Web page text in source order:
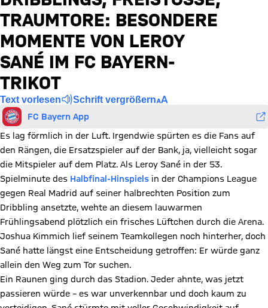
RAUMTORE: BESONDERE M
OMENTE VON LEROY S
ANÉ IM FC BAYERN-T
RIKOT
Text vorlesen Schrift vergrößern
FC Bayern App
Es lag förmlich in der Luft. Irgendwie spürten es die Fans auf
den Rängen, die Ersatzspieler auf der Bank, ja, vielleicht sogar
die Mitspieler auf dem Platz. Als Leroy Sané in der 53.
Spielminute des Halbfinal-Hinspiels in der Champions League
gegen Real Madrid auf seiner halbrechten Position zum
Dribbling ansetzte, wehte an diesem lauwarmen
Frühlingsabend plötzlich ein frisches Lüftchen durch die Arena.
Joshua Kimmich lief seinem Teamkollegen noch hinterher, doch
Sané hatte längst eine Entscheidung getroffen: Er würde ganz
allein den Weg zum Tor suchen.
Ein Raunen ging durch das Stadion. Jeder ahnte, was jetzt
passieren würde – es war unverkennbar und doch kaum zu